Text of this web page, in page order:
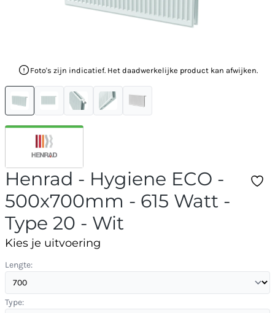
Foto's zijn indicatief. Het daadwerkelijke product kan afwijken.
Henrad - Hygiene ECO -
500x700mm - 615 Watt -
Type 20 - Wit
Kies je uitvoering
Lengte:
Type: